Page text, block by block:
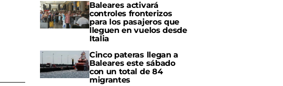
Baleares activará
controles fronterizos
para los pasajeros que
lleguen en vuelos desde
Italia
Cinco pateras llegan a
Baleares este sábado
con un total de 84
migrantes